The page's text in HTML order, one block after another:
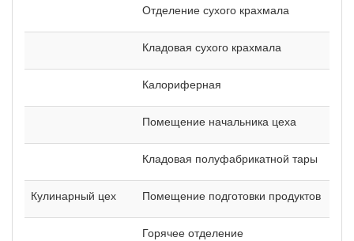
Отделение сухого крахмала
Кладовая сухого крахмала
Калориферная
Помещение начальника цеха
Кладовая полуфабрикатной тары
Кулинарный цех Помещение подготовки продуктов
Горячее отделение